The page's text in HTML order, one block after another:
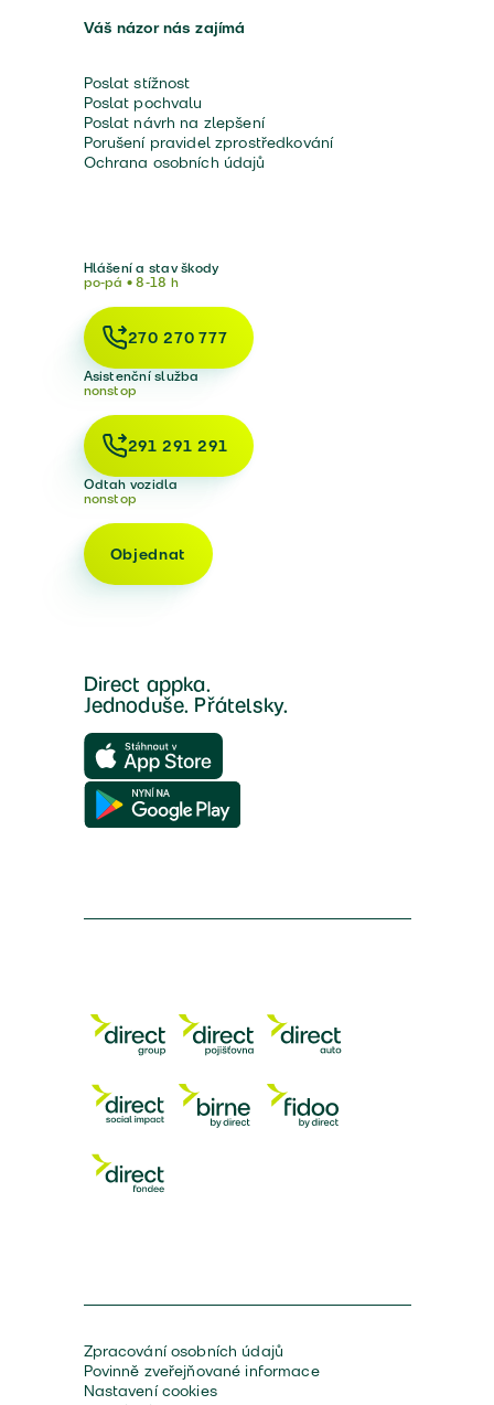
Váš názor nás zajímá
Poslat stížnost
Poslat pochvalu
Poslat návrh na zlepšení
Porušení pravidel zprostředkování
Ochrana osobních údajů
Hlášení a stav škody
po-pá • 8-18 h
270 270 777
Asistenční služba
nonstop
291 291 291
Odtah vozidla
nonstop
Objednat
Direct appka.
Jednoduše. Přátelsky.
Zpracování osobních údajů
Povinně zveřejňované informace
Nastavení cookies